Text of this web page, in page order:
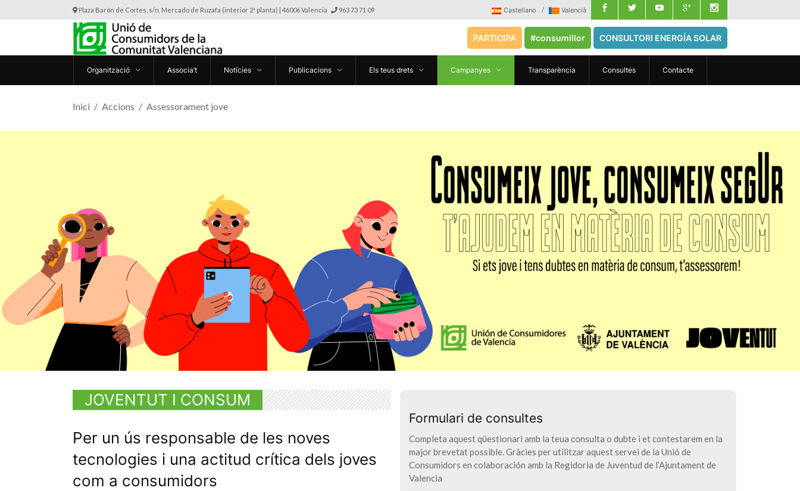
Plaza Barón de Cortes, s/n, Mercado de Ruzafa (interior 2ª planta) | 46006 Valencia 963 73 71 09 Castellano Valencià
PARTICIPA #consumillor CONSULTORI ENERGÍA SOLAR
Organització Associa’t Notícies Publicacions Els teus drets Campanyes Transparència Consultes Contacte
Inici Accions Assessorament jove
JOVENTUT I CONSUM
Per un ús responsable de les noves
tecnologies i una actitud crítica dels joves
com a consumidors
Formulari de consultes
Completa aquest qüestionari amb la teua consulta o dubte i et contestarem en la
major brevetat possible. Gràcies per utilitzar aquest servei de la Unió de
Consumidors en colaboración amb la Regidoria de Juventud de l’Ajuntament de
Valencia